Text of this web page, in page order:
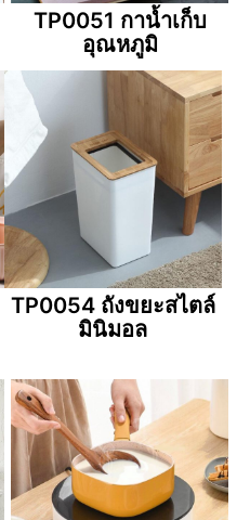
TP0051 กาน้ำเก็บ
อุณหภูมิ
TP0054 ถังขยะสไตล์
มินิมอล